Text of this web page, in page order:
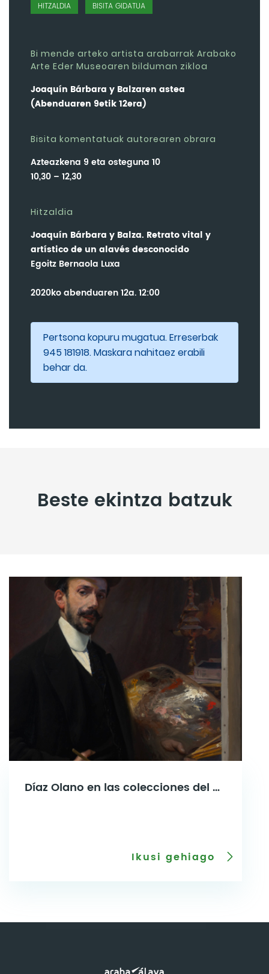
HITZALDIA BISITA GIDATUA
Bi mende arteko artista arabarrak Arabako
Arte Eder Museoaren bilduman zikloa
Joaquín Bárbara y Balzaren astea
(Abenduaren 9etik 12era)
Bisita komentatuak autorearen obrara
Azteazkena 9 eta osteguna 10
10,30 – 12,30
Hitzaldia
Joaquín Bárbara y Balza. Retrato vital y
artístico de un alavés desconocido
Egoitz Bernaola Luxa
2020ko abenduaren 12a. 12:00
Pertsona kopuru mugatua. Erreserbak
945 181918. Maskara nahitaez erabili
behar da.
Beste ekintza batzuk
Díaz Olano en las colecciones del Bellas Artes
Ikusi gehiago